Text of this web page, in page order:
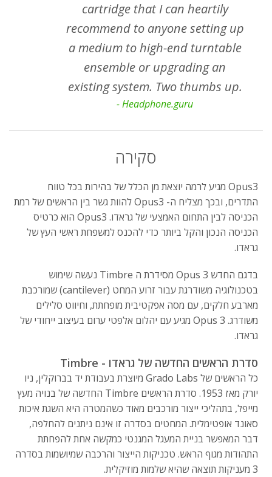
cartridge that I can heartily
recommend to anyone setting up
a medium to high-end turntable
ensemble or upgrading an
existing system. Two thumbs up.
- Headphone.guru
סקירה
Opus3 מגיע לרמה יוצאת מן הכלל של בהירות בכל טווח
התדרים, ובכך מצליח ה- Opus3 להוות גשר בין הראשים של רמת
הכניסה לבין התחום האמצעי של גראדו. Opus3 הוא כרטיס
הכניסה הנכון והקל ביותר כדי להכנס למשפחת ראשי העץ של
גראדו.
בדגם החדש Opus 3 מסידרת ה Timbre נעשה שימוש
בטכנולוגיה משודרגת עבור זרוע המחט (cantilever) שמורכבת
מארבע חלקים, עם מסה אפקטיבית מופחתת, וחיווט סלילים
משודרג. Opus 3 מגיע עם יהלום אלפטי ערום בעיצוב ייחודי של
גראדו.
סדרת הראשים החדשה של גראדו - Timbre
כל הראשים של Grado Labs מיוצרת בעבודת יד בברוקלין, ניו
יורק מאז 1953. סדרת הראשים Timbre החדשה של בנויה מעץ
מייפל, בתהליכי ייצור מורכבים מאוד כשהמטרה היא השגת איכות
סאונד אופטימלית. המחטים בסדרה זו אינם ניתנים להחלפה,
דבר המאפשר בניית המעגל המגנטי כמקשה אחת להפחתת
התהודות מגוף הראש. טכניקות הייצור והרכבה שמיושמות בסדרה
3 מעניקות תוצאה שהיא שלמות מוזיקלית.